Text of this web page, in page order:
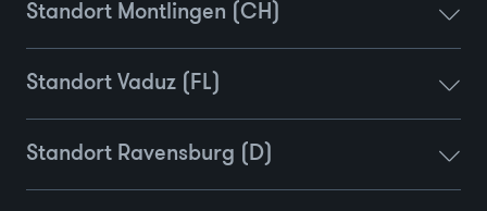
Standort Montlingen (CH)
Standort Vaduz (FL)
Standort Ravensburg (D)